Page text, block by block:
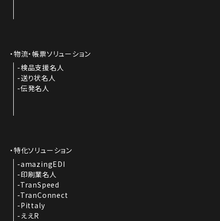
物流・帳票ソリューション
検品支援名人
送り状名人
伝発名人
特化ソリューション
amazingEDI
印刷業名人
TranSpeed
TranConnect
Pittaly
ええR